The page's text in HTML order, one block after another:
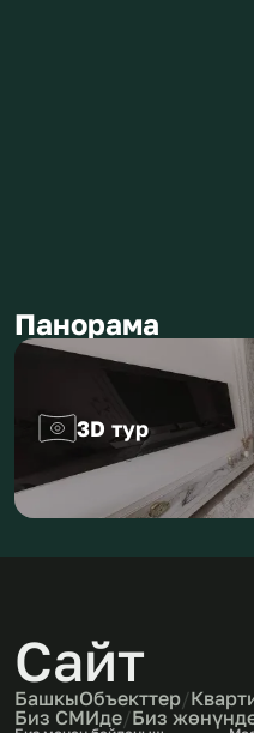
Соода чекиттери
Панорама
3D тур
Сайт
БашкыОбъекттер/
Биз СМИде/Биз